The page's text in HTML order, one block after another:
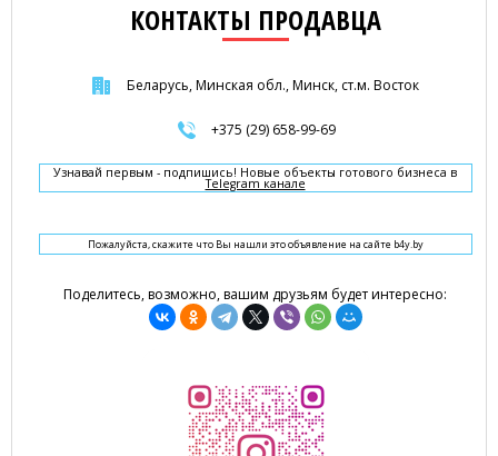
КОНТАКТЫ ПРОДАВЦА
Беларусь, Минская обл., Минск, ст.м. Восток
+375 (29) 658-99-69
Узнавай первым - подпишись! Новые объекты готового бизнеса в
Telegram канале
Пожалуйста, скажите что Вы нашли это объявление на сайте b4y.by
Поделитесь, возможно, вашим друзьям будет интересно: